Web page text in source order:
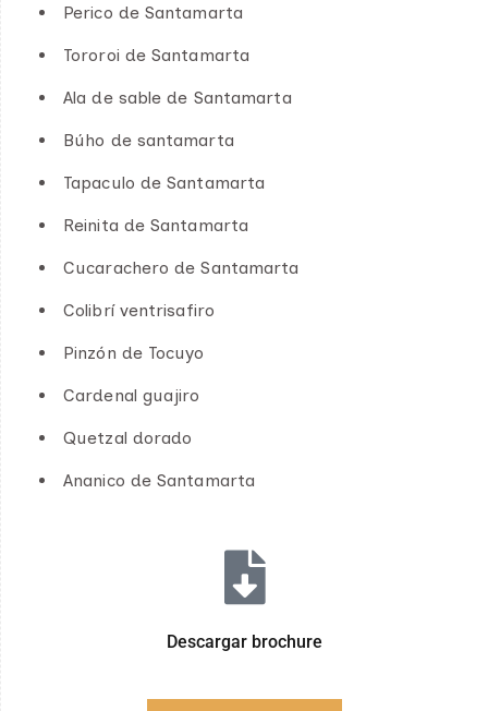
Perico de Santamarta
Tororoi de Santamarta
Ala de sable de Santamarta
Búho de santamarta
Tapaculo de Santamarta
Reinita de Santamarta
Cucarachero de Santamarta
Colibrí ventrisafiro
Pinzón de Tocuyo
Cardenal guajiro
Quetzal dorado
Ananico de Santamarta
Descargar brochure